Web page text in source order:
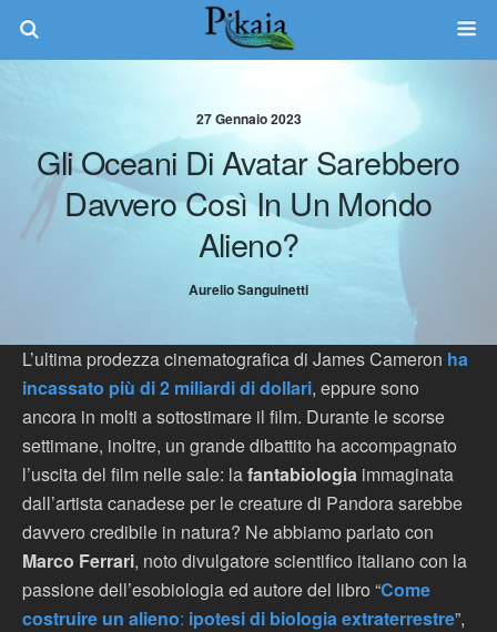
27 Gennaio 2023
Gli Oceani Di Avatar Sarebbero
Davvero Così In Un Mondo
Alieno?
Aurelio Sanguinetti
L’ultima prodezza cinematografica di James Cameron ha
incassato più di 2 miliardi di dollari, eppure sono
ancora in molti a sottostimare il film. Durante le scorse
settimane, inoltre, un grande dibattito ha accompagnato
l’uscita del film nelle sale: lafantabiologia immaginata
dall’artista canadese per le creature di Pandora sarebbe
davvero credibile in natura? Ne abbiamo parlato con
Marco Ferrari, noto divulgatore scientifico italiano con la
passione dell’esobiologia ed autore del libro “Come
costruire un alieno: ipotesi di biologia extraterrestre”,